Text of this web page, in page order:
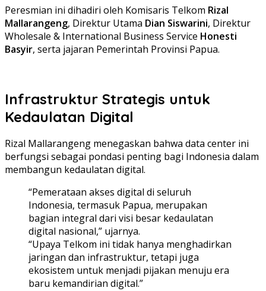
Peresmian ini dihadiri oleh Komisaris Telkom Rizal
Mallarangeng, Direktur Utama Dian Siswarini, Direktur
Wholesale & International Business Service Honesti
Basyir, serta jajaran Pemerintah Provinsi Papua.
Infrastruktur Strategis untuk
Kedaulatan Digital
Rizal Mallarangeng menegaskan bahwa data center ini
berfungsi sebagai pondasi penting bagi Indonesia dalam
membangun kedaulatan digital.
“Pemerataan akses digital di seluruh
Indonesia, termasuk Papua, merupakan
bagian integral dari visi besar kedaulatan
digital nasional,” ujarnya.
“Upaya Telkom ini tidak hanya menghadirkan
jaringan dan infrastruktur, tetapi juga
ekosistem untuk menjadi pijakan menuju era
baru kemandirian digital.”